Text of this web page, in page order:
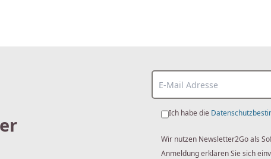
Ich habe die
Wir nutzen Newsletter2Go als
Anmeldung erklären Sie sich